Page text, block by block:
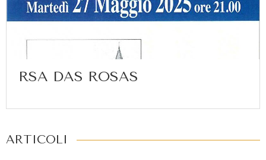
RSA DAS ROSAS
ARTICOLI